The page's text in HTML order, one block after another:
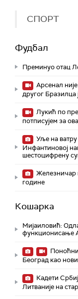
СПОРТ
Фудбал
Преминуо отац
Арсенал
другог Бразилца
Лукић по
потписујем за
Уље на
Инфантиновој
шестоцифрену
Железничар
године
Кошарка
Мијаиловић:
функционисање
Београд као
Кадети
Литваније на